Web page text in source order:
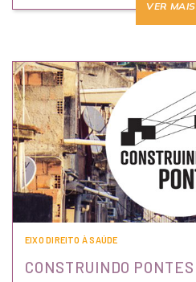
VER MAIS
EIXO DIREITO À SAÚDE
CONSTRUINDO PONTES